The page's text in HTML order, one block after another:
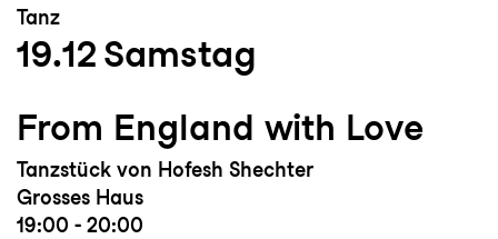
Tanz
19.12 Samstag
From England with Love
Tanzstück von Hofesh Shechter
Grosses Haus
19:00 - 20:00